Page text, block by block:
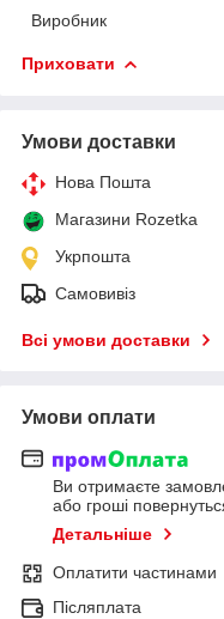
Виробник
Приховати
Умови доставки
Нова Пошта
Магазини Rozetka
Укрпошта
Самовивіз
Всі умови доставки
Умови оплати
Ви отримаєте
або гроші
Детальніше
Оплатити частинами
Післяплата